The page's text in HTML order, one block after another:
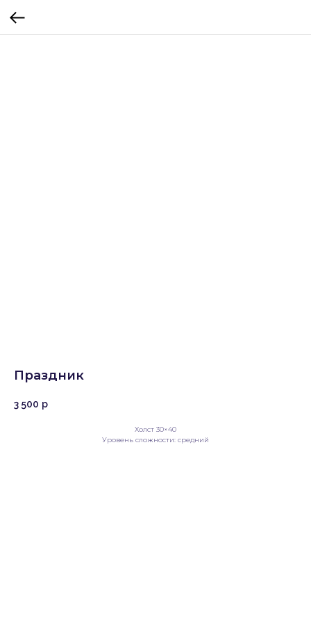
Праздник
3 500 р
Холст 30×40
Уровень сложности: средний